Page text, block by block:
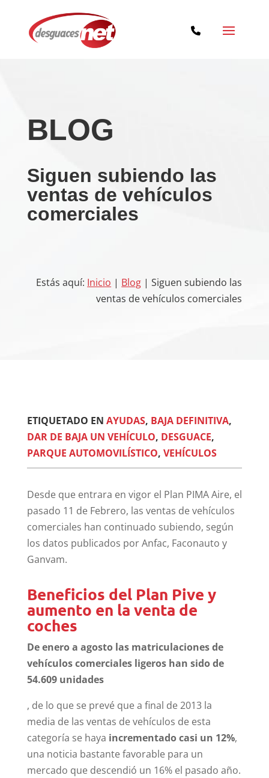
BLOG
Siguen subiendo las
ventas de vehículos
comerciales
Estás aquí: Inicio | Blog | Siguen subiendo las
ventas de vehículos comerciales
ETIQUETADO EN AYUDAS, BAJA DEFINITIVA,
DAR DE BAJA UN VEHÍCULO, DESGUACE,
PARQUE AUTOMOVILÍSTICO, VEHÍCULOS
Desde que entrara en vigor el Plan PIMA Aire, el
pasado 11 de Febrero, las ventas de vehículos
comerciales han continuado subiendo, según
los datos publicados por Anfac, Faconauto y
Ganvam.
Beneficios del Plan Pive y
aumento en la venta de
coches
De enero a agosto las matriculaciones de
vehículos comerciales ligeros han sido de
54.609 unidades
, de lo que se prevé que a final de 2013 la
media de las ventas de vehículos de esta
categoría se haya incrementado casi un 12%,
una noticia bastante favorable para un
mercado que descendió un 16% el pasado año.